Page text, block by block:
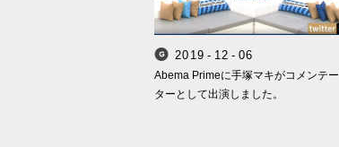
Smappa! Group
20 19 - 12 - 06
Abema Primeに手塚マキがコメンテー
ターとして出演しました。